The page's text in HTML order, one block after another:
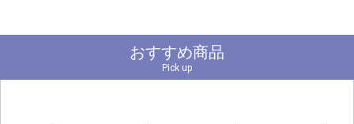
おすすめ商品
Pick up